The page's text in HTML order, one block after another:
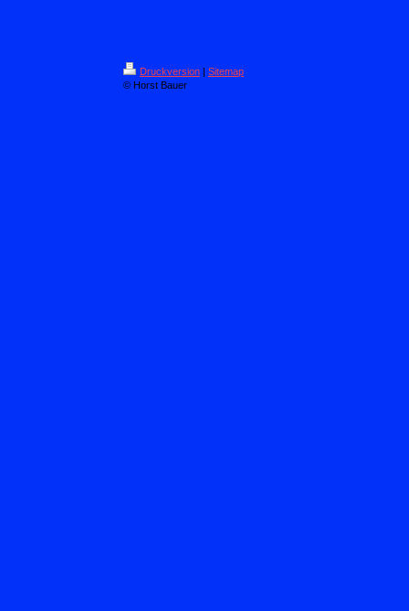
Druckversion | Sitemap
© Horst Bauer